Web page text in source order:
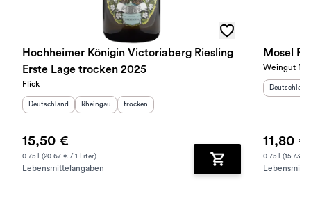
Hochheimer Königin Victoriaberg Riesling
Erste Lage trocken 2025
Flick
Herkunftsland
Deutschland Herkunftsregion:
Rheingau Geschmack
trocken
15,50 €
0.75 l (20.67 € / 1 Liter)
Lebensmittelangaben Zum Warenkorb
Mosel
Weingut Nik
Deutschland
11,80 €
0.75 l (15.73 €